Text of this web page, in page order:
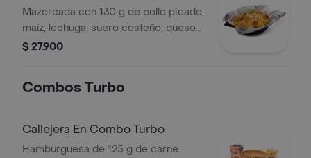
Mazorcada con 130 g de pollo picado,
maíz, lechuga, suero costeño, queso
costeño, salsa BBQ, salsa Corral,
$ 27.900
Combos Turbo
Callejera En Combo Turbo
Hamburguesa de 125 g de carne